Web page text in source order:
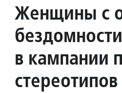
Женщины с
в кампании
стереотипов